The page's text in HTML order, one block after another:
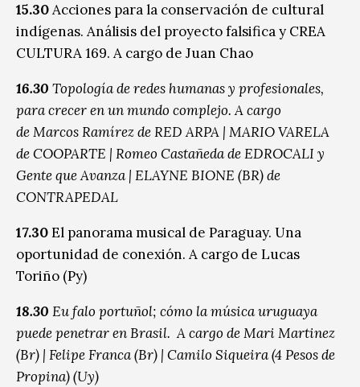
15.30Acciones para la conservación de cultural
indígenas. Análisis del proyecto falsifica y CREA
CULTURA 169. A cargo de Juan Chao
16.30 Topología de redes humanas y profesionales,
para crecer en un mundo complejo. A cargo
de Marcos Ramírez de RED ARPA | MARIO VARELA
de COOPARTE | Romeo Castañeda de EDROCALI y
Gente que Avanza | ELAYNE BIONE (BR) de
CONTRAPEDAL
17.30El panorama musical de Paraguay. Una
oportunidad de conexión. A cargo de Lucas
Toriño (Py)
18.30 Eu falo portuñol; cómo la música uruguaya
puede penetrar en Brasil. A cargo de Mari Martinez
(Br) | Felipe Franca (Br) | Camilo Siqueira (4 Pesos de
Propina) (Uy)